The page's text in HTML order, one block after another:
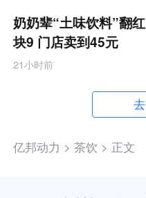
奶奶辈“土味饮料”翻
块9 门店卖到45元
21小时前
亿邦动力 > 茶饮 > 正文